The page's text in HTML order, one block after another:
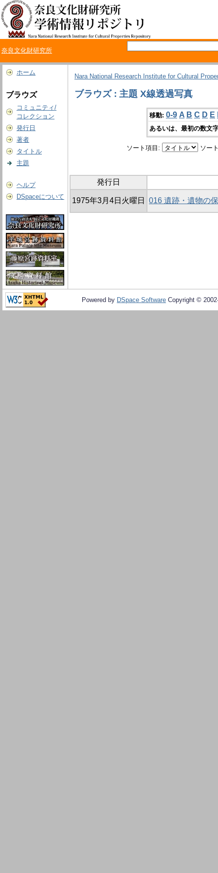
奈良文化財研究所
ホーム
ブラウズ
コミュニティ/
コレクション
発行日
著者
タイトル
主題
ヘルプ
DSpaceについて
Nara National Research Institute for Cultural
ブラウズ : 主題 X線透過写真
移動: 0-9 A B C D E
あるいは、最初の数文
ソート項目: ソー
発行日
1975年3月4日火曜日 016 遺跡・遺物の
Powered by DSpace Software Copyright ©